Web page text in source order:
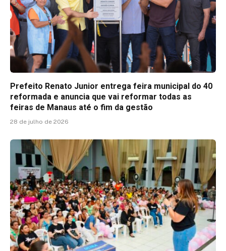
Prefeito Renato Junior entrega feira municipal do 40
reformada e anuncia que vai reformar todas as
feiras de Manaus até o fim da gestão
28 de julho de 2026